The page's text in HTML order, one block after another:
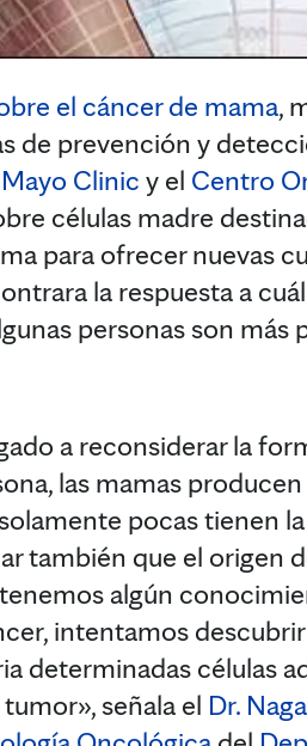
el cáncer de mama,
de prevención y
Clinic y el Centro
células madre
para ofrecer nuevas
la respuesta a
personas son más
a reconsiderar la
las mamas
pocas tienen
también que el origen
algún
intentamos
determinadas células
señala el Dr.